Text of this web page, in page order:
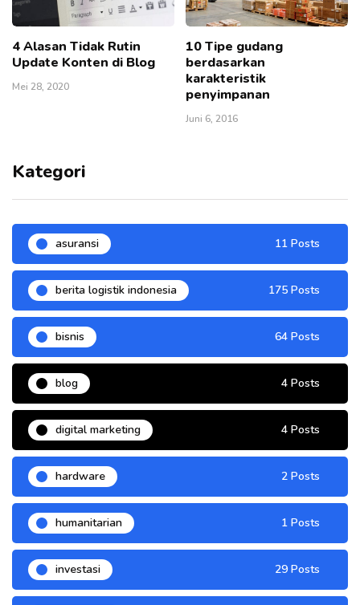
4 Alasan Tidak Rutin
Update Konten di Blog
Mei 28, 2020
10 Tipe gudang
berdasarkan
karakteristik
penyimpanan
Juni 6, 2016
Kategori
asuransi 11 Posts
berita logistik indonesia 175 Posts
bisnis 64 Posts
blog 4 Posts
digital marketing 4 Posts
hardware 2 Posts
humanitarian 1 Posts
investasi 29 Posts